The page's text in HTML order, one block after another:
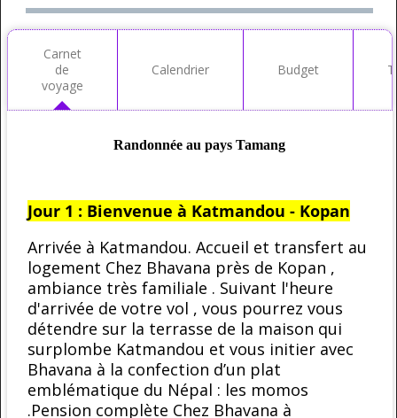
Carnet
de
voyage
Calendrier Budget
Randonnée au pays Tamang
Jour 1 : Bienvenue à Katmandou - Kopan
Arrivée à Katmandou. Accueil et transfert au
logement Chez Bhavana près de Kopan ,
ambiance très familiale . Suivant l'heure
d'arrivée de votre vol , vous pourrez vous
détendre sur la terrasse de la maison qui
surplombe Katmandou et vous initier avec
Bhavana à la confection d’un plat
emblématique du Népal : les momos
.Pension complète Chez Bhavana à